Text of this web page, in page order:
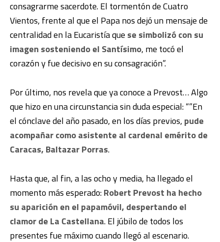
consagrarme sacerdote. El tormentón de Cuatro
Vientos, frente al que el Papa nos dejó un mensaje de
centralidad en la Eucaristía que se simbolizó con su
imagen sosteniendo el Santísimo, me tocó el
corazón y fue decisivo en su consagración”.
Por último, nos revela que ya conoce a Prevost… Algo
que hizo en una circunstancia sin duda especial: “”En
el cónclave del año pasado, en los días previos, pude
acompañar como asistente al cardenal emérito de
Caracas, Baltazar Porras.
Hasta que, al fin, a las ocho y media, ha llegado el
momento más esperado:Robert Prevost ha hecho
su aparición en el papamóvil, despertando el
clamor de La Castellana. El júbilo de todos los
presentes fue máximo cuando llegó al escenario.